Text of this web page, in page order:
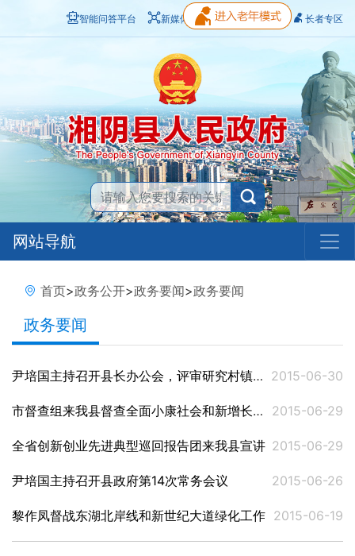
智能问答平台 新媒体矩阵 无障碍浏览 长者专区
网站导航
首页>政务公开>政务要闻>政务要闻
政务要闻
尹培国主持召开县长办公会，评审研究村镇规划和镇区总体规划等工作 2015-06-30
市督查组来我县督查全面小康社会和新增长极建设等重点工作 2015-06-29
全省创新创业先进典型巡回报告团来我县宣讲 2015-06-29
尹培国主持召开县政府第14次常务会议 2015-06-26
黎作凤督战东湖北岸线和新世纪大道绿化工作 2015-06-19